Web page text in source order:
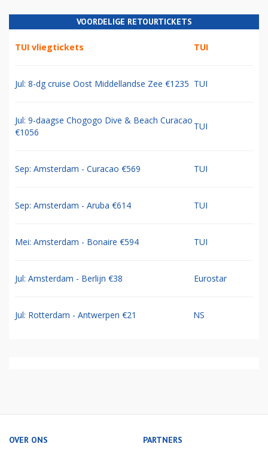
VOORDELIGE RETOURTICKETS
TUI vliegtickets TUI
Jul: 8-dg cruise Oost Middellandse Zee €1235 TUI
Jul: 9-daagse Chogogo Dive & Beach Curacao
€1056
TUI
Sep: Amsterdam - Curacao €569 TUI
Sep: Amsterdam - Aruba €614 TUI
Mei: Amsterdam - Bonaire €594 TUI
Jul: Amsterdam - Berlijn €38 Eurostar
Jul: Rotterdam - Antwerpen €21 NS
OVER ONS PARTNERS